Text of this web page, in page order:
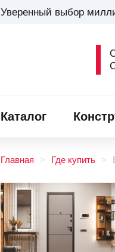
Уверенный выбор
Каталог
Главная Где купить